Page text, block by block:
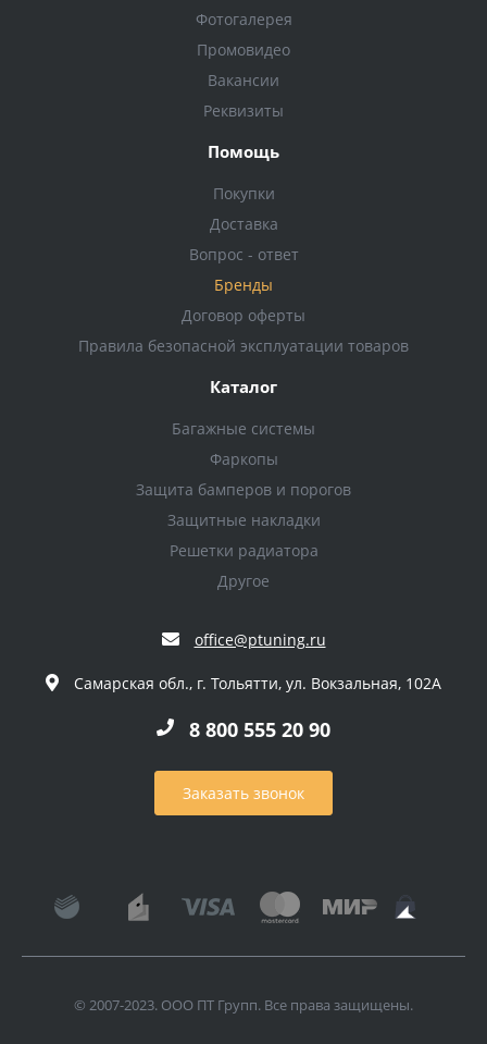
Фотогалерея
Промовидео
Вакансии
Реквизиты
Помощь
Покупки
Доставка
Вопрос - ответ
Бренды
Договор оферты
Правила безопасной эксплуатации товаров
Каталог
Багажные системы
Фаркопы
Защита бамперов и порогов
Защитные накладки
Решетки радиатора
Другое
office@ptuning.ru
Самарская обл., г. Тольятти, ул. Вокзальная, 102А
8 800 555 20 90
Заказать звонок
© 2007-2023. ООО ПТ Групп. Все права защищены.